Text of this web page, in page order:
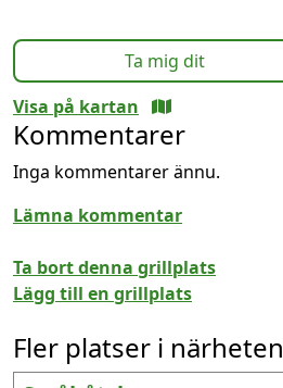
Ta mig dit
Visa på kartan
Kommentarer
Inga kommentarer ännu.
Lämna kommentar
Ta bort denna grillplats
Lägg till en grillplats
Fler platser i närheten